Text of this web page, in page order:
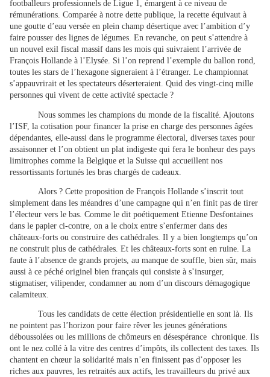
footballeurs professionnels de Ligue 1, émargent à ce niveau de
rémunérations. Comparée à notre dette publique, la recette équivaut à
une goutte d’eau versée en plein champ désertique avec l’ambition d’y
faire pousser des lignes de légumes. En revanche, on peut s’attendre à
un nouvel exil fiscal massif dans les mois qui suivraient l’arrivée de
François Hollande à l’Elysée. Si l’on reprend l’exemple du ballon rond,
toutes les stars de l’hexagone signeraient à l’étranger. Le championnat
s’appauvrirait et les spectateurs déserteraient. Quid des vingt-cinq mille
personnes qui vivent de cette activité spectacle ?
Nous sommes les champions du monde de la fiscalité. Ajoutons
l’ISF, la cotisation pour financer la prise en charge des personnes âgées
dépendantes, elle-aussi dans le programme électoral, diverses taxes pour
assaisonner et l’on obtient un plat indigeste qui fera le bonheur des pays
limitrophes comme la Belgique et la Suisse qui accueillent nos
ressortissants fortunés les bras chargés de cadeaux.
Alors ? Cette proposition de François Hollande s’inscrit tout
simplement dans les méandres d’une campagne qui n’en finit pas de tirer
l’électeur vers le bas. Comme le dit poétiquement Etienne Desfontaines
dans le papier ci-contre, on a le choix entre s’enfermer dans des
châteaux-forts ou construire des cathédrales. Il y a bien longtemps qu’on
ne construit plus de cathédrales. Et les châteaux-forts sont en ruine. La
faute à l’absence de grands projets, au manque de souffle, bien sûr, mais
aussi à ce péché originel bien français qui consiste à s’insurger,
stigmatiser, vilipender, condamner au nom d’un discours démagogique
calamiteux.
Tous les candidats de cette élection présidentielle en sont là. Ils
ne pointent pas l’horizon pour faire rêver les jeunes générations
déboussolées ou les millions de chômeurs en désespérance chronique. Ils
ont le nez collé à la vitre des centres d’impôts, ils collectent des taxes. Ils
chantent en chœur la solidarité mais n’en finissent pas d’opposer les
riches aux pauvres, les retraités aux actifs, les travailleurs du privé aux